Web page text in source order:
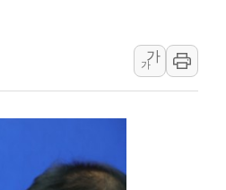
시] 중동 불안 속 유가 상승에 소폭 하락...
버스 청년주택' SNS 글 역풍에 "정부정
러지고 가뭄 숙지나...경북동해안권
르키예·파키스탄, '공동방위협정' 체
·그린벨트로 또 충돌…반복되는 국토부
가
가